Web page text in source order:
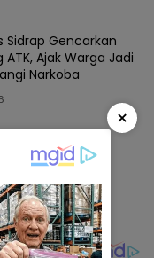
Sidrap Gencarkan
Ajak Warga Jadi
Narkoba
Senpi Personel,
Dinas
×